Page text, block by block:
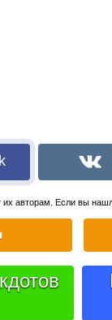
авторам. Если вы